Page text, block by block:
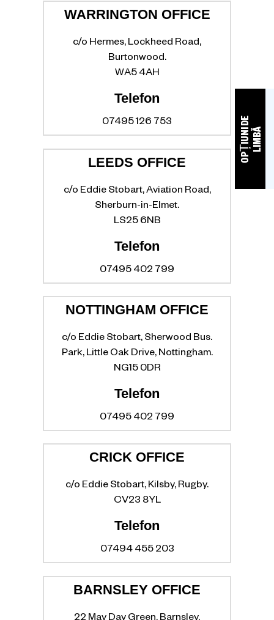
O
P
Ț
I
U
NI
D
E
L
I
M
BĂ
WARRINGTON OFFICE
c/o Hermes, Lockheed Road,
Burtonwood.
WA5 4AH
Telefon
07495 126 753
LEEDS OFFICE
c/o Eddie Stobart, Aviation Road,
Sherburn-in-Elmet.
LS25 6NB
Telefon
07495 402 799
NOTTINGHAM OFFICE
c/o Eddie Stobart, Sherwood Bus.
Park, Little Oak Drive, Nottingham.
NG15 0DR
Telefon
07495 402 799
CRICK OFFICE
c/o Eddie Stobart, Kilsby, Rugby.
CV23 8YL
Telefon
07494 455 203
BARNSLEY OFFICE